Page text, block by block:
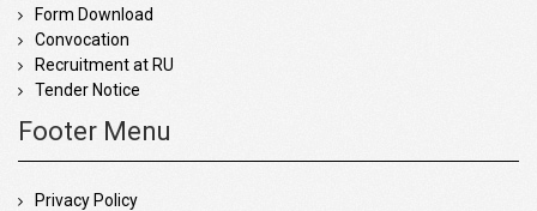
Form Download
Convocation
Recruitment at RU
Tender Notice
Footer Menu
Privacy Policy